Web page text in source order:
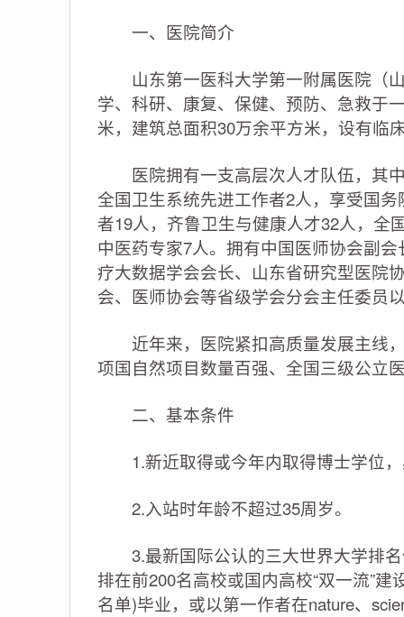
一、医院简介
山东第一医科大学第一附属医院（山
学、科研、康复、保健、预防、急救于
米，建筑总面积30万余平方米，设有临
医院拥有一支高层次人才队伍，其中
全国卫生系统先进工作者2人，享受国
者19人，齐鲁卫生与健康人才32人，全
中医药专家7人。拥有中国医师协会副
疗大数据学会会长、山东省研究型医院
会、医师协会等省级学会分会主任委员
近年来，医院紧扣高质量发展主线，
项国自然项目数量百强、全国三级公立
二、基本条件
1.新近取得或今年内取得博士学位，
2.入站时年龄不超过35周岁。
3.最新国际公认的三大世界大学排名
排在前200名高校或国内高校“双一流”
名单)毕业，或以第一作者在nature、